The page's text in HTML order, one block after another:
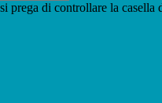
prega di controllare la casella